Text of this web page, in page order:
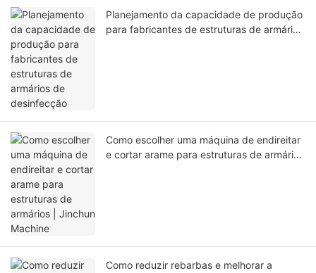
Planejamento da capacidade de produção
para fabricantes de estruturas de armários
Como escolher uma máquina de endireitar
e cortar arame para estruturas de armários
Como reduzir rebarbas e melhorar a